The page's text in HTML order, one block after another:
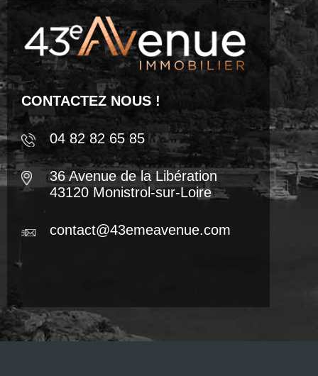
CONTACTEZ NOUS !
04 82 82 65 85
36 Avenue de la Libération
43120 Monistrol-sur-Loire
contact@43emeavenue.com